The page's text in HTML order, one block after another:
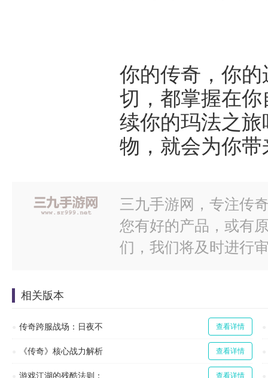
你的传奇，你
切，都掌握在
续你的玛法之
物，就会为你
三九手游网，专注传
您有好的产品，或有
们，我们将及时进行
相关版本
查看详情
传奇跨服战场：日夜不
查看详情
《传奇》核心战力解析
查看详情
游戏江湖的残酷法则：